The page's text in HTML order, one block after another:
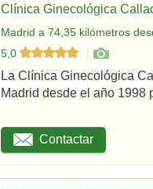
Clínica Ginecológica
Madrid a 74,35 kilómetros
5,0
La Clínica Ginecológica
Madrid desde el año 1998
Contactar